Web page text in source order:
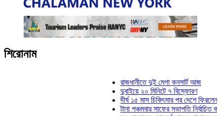
শিরোনাম
রাজধানীতে দুই মেগা কনসার্ট আজ
দুবাইয়ে ২০ মিনিটে ৭ বিস্ফোরণ
দীর্ঘ ১৫ মাস চিকিৎসার পর দেশে ফিরলেন ইলিয়াস
টানা পঞ্চমবার সাফের সভাপতি নির্বাচিত কাজী